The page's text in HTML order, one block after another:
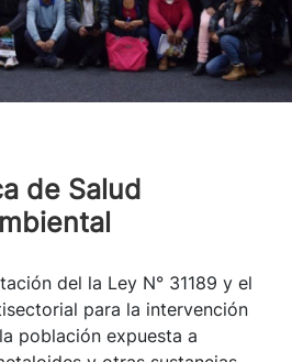
de Salud
del la Ley N° 31189 y el
para la intervención
población expuesta a